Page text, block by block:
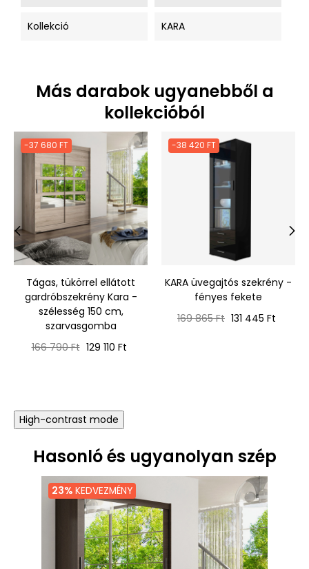
Kollekció KARA
Más darabok ugyanebből a
kollekcióból
-37 680 FT
Tágas, tükörrel ellátott
gardróbszekrény Kara -
szélesség 150 cm,
szarvasgomba
Normál
166 790 Ft Ár
129 110 Ft
-38 420 FT
KARA üvegajtós szekrény -
fényes fekete
Normál
169 865 Ft Ár
131 445 Ft
‹
High-contrast mode
Hasonló és ugyanolyan szép
23% KEDVEZMÉNY